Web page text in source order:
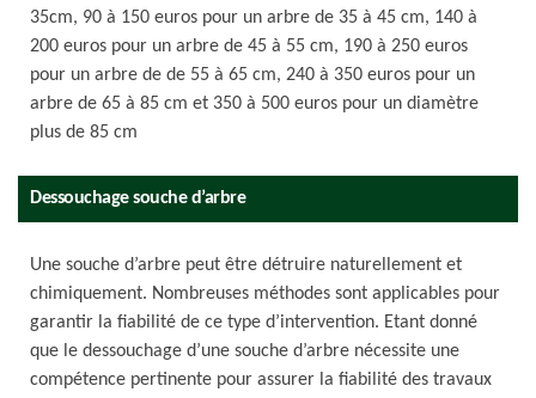
35cm, 90 à 150 euros pour un arbre de 35 à 45 cm, 140 à
200 euros pour un arbre de 45 à 55 cm, 190 à 250 euros
pour un arbre de de 55 à 65 cm, 240 à 350 euros pour un
arbre de 65 à 85 cm et 350 à 500 euros pour un diamètre
plus de 85 cm
Dessouchage souche d’arbre
Une souche d’arbre peut être détruire naturellement et
chimiquement. Nombreuses méthodes sont applicables pour
garantir la fiabilité de ce type d’intervention. Etant donné
que le dessouchage d’une souche d’arbre nécessite une
compétence pertinente pour assurer la fiabilité des travaux